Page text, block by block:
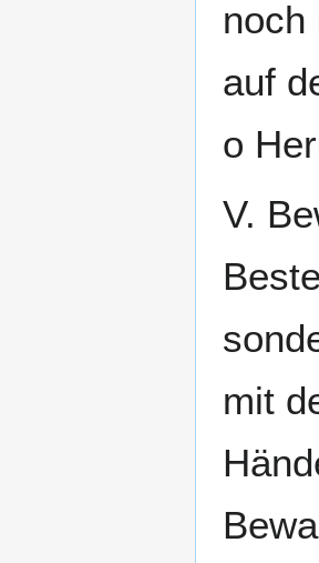
noch
auf
o
V.
mit